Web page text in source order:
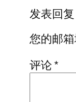
发表回复
您的邮箱
评论*